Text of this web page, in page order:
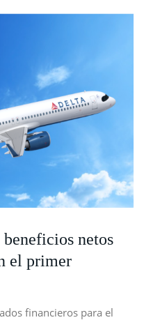
netos
el primer
financieros para el